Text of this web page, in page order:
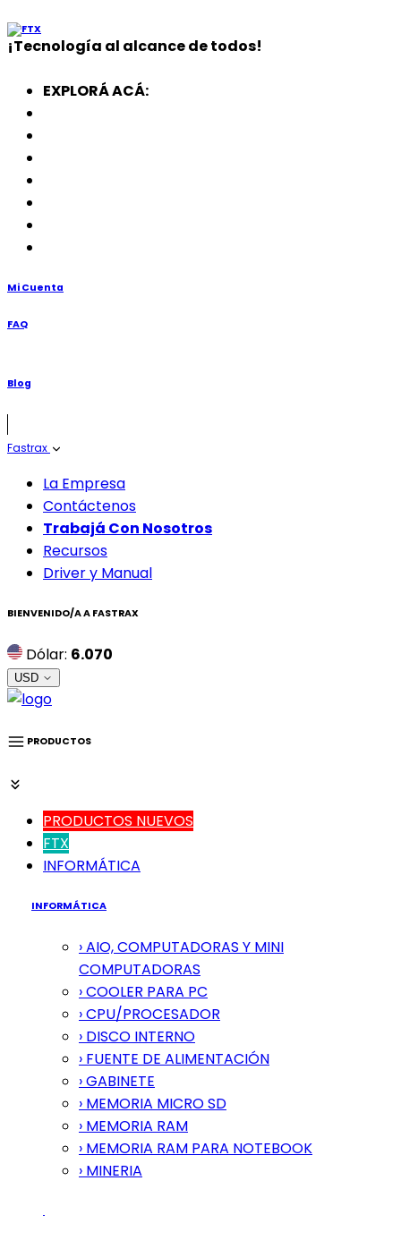
¡Tecnología al alcance de todos!
EXPLORÁ ACÁ:
Mi Cuenta
FAQ
Blog
Fastrax
La Empresa
Contáctenos
Trabajá Con Nosotros
Recursos
Driver y Manual
BIENVENIDO/A A FASTRAX
Dólar: 6.070
USD
PRODUCTOS
PRODUCTOS NUEVOS
FTX
INFORMÁTICA
INFORMÁTICA
› AIO, COMPUTADORAS Y MINI
COMPUTADORAS
› COOLER PARA PC
› CPU/PROCESADOR
› DISCO INTERNO
› FUENTE DE ALIMENTACIÓN
› GABINETE
› MEMORIA MICRO SD
› MEMORIA RAM
› MEMORIA RAM PARA NOTEBOOK
› MINERIA